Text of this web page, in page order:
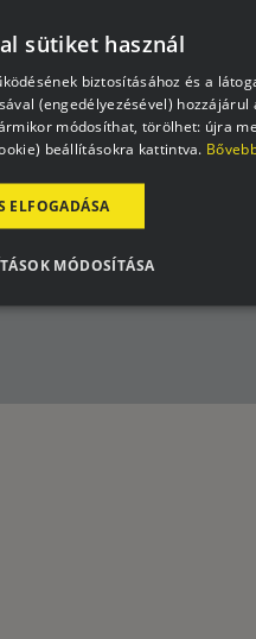
sütiket használ
biztosításához és a
(engedélyezésével) hozzájárul
módosíthat, törölhet: újra
beállításokra kattintva.
ELFOGADÁSA
MÓDOSÍTÁSA